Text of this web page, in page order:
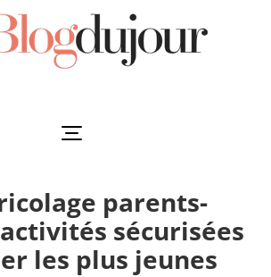
parents-
sécurisées
les plus jeunes